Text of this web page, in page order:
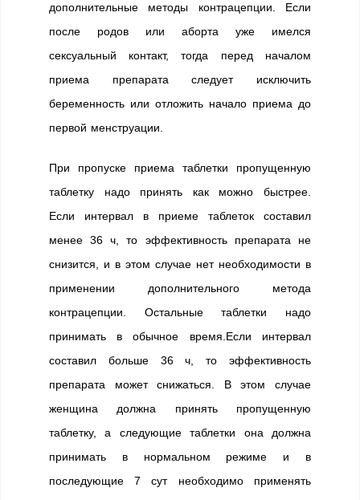
дополнительные методы контрацепции. Если
после родов или аборта уже имелся
сексуальный контакт, тогда перед началом
приема препарата следует исключить
беременность или отложить начало приема до
первой менструации.
При пропуске приема таблетки пропущенную
таблетку надо принять как можно быстрее.
Если интервал в приеме таблеток составил
менее 36 ч, то эффективность препарата не
снизится, и в этом случае нет необходимости в
применении дополнительного метода
контрацепции. Остальные таблетки надо
принимать в обычное время.Если интервал
составил больше 36 ч, то эффективность
препарата может снижаться. В этом случае
женщина должна принять пропущенную
таблетку, а следующие таблетки она должна
принимать в нормальном режиме и в
последующие 7 сут необходимо применять